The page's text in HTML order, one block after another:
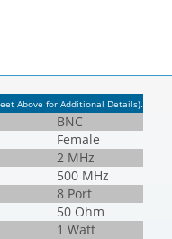
Above for Additional Details).
BNC
Female
2 MHz
500 MHz
8 Port
50 Ohm
1 Watt